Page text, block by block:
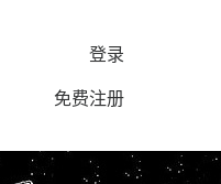
登录
免费注册